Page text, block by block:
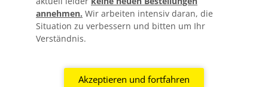
annehmen. Wir arbeiten intensiv daran, die
Situation zu verbessern und bitten um Ihr
Verständnis.
Akzeptieren und fortfahren